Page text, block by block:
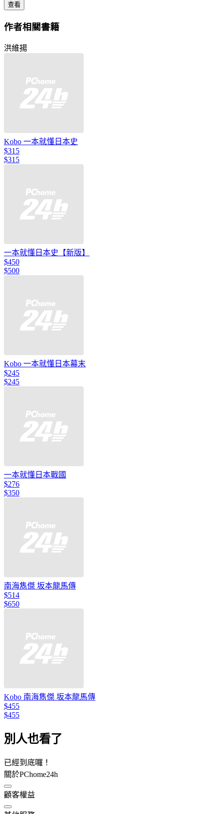
查看
作者相關書籍
洪維揚
Kobo 一本就懂日本史
$315
$315
一本就懂日本史【新版】
$450
$500
Kobo 一本就懂日本幕末
$245
$245
一本就懂日本戰國
$276
$350
南海雋傑 坂本龍馬傳
$514
$650
Kobo 南海雋傑 坂本龍馬傳
$455
$455
別人也看了
已經到底囉！
關於PChome24h
顧客權益